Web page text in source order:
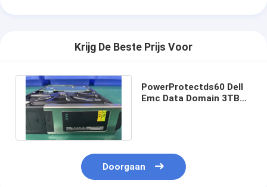
Krijg De Beste Prijs Voor
PowerProtectds60 Dell
Emc Data Domain 3TB
Doorgaan